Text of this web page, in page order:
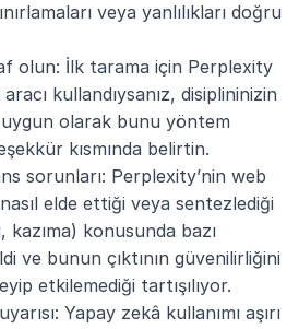
veya yanlılıkları doğru
olun: İlk tarama için Perplexity
kullandıysanız, disiplininizin
olarak bunu yöntem
kısmında belirtin.
sorunları: Perplexity’nin web
elde ettiği veya sentezlediği
konusunda bazı
ve bunun çıktının güvenilirliğini
etkilemediği tartışılıyor.
Yapay zekâ kullanımı aşırı